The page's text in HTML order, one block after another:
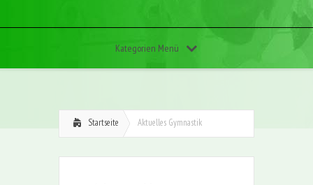
Kategorien Menü
Startseite Aktuelles Gymnastik